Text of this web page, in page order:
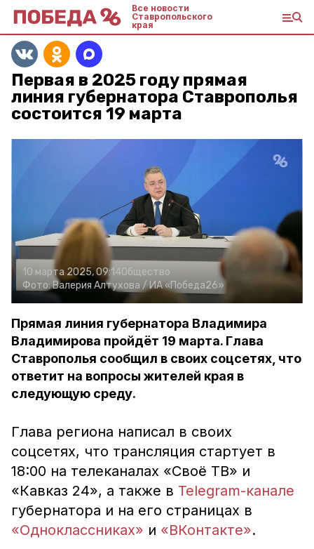
Все новости
Ставропольского
края
Первая в 2025 году прямая
линия губернатора Ставрополья
состоится 19 марта
10 марта 2025, 09:14Общество
Фото:Валерия Алтухова /ИА «Победа26»
Прямая линия губернатора Владимира
Владимирова пройдёт 19 марта. Глава
Ставрополья сообщил в своих соцсетях, что
ответит на вопросы жителей края в
следующую среду.
Глава региона написал в своих
соцсетях, что трансляция стартует в
18:00 на телеканалах «Своё ТВ» и
«Кавказ 24», а также в Telegram-канале
губернатора и на его страницах в
«Одноклассниках» и «ВКонтакте».